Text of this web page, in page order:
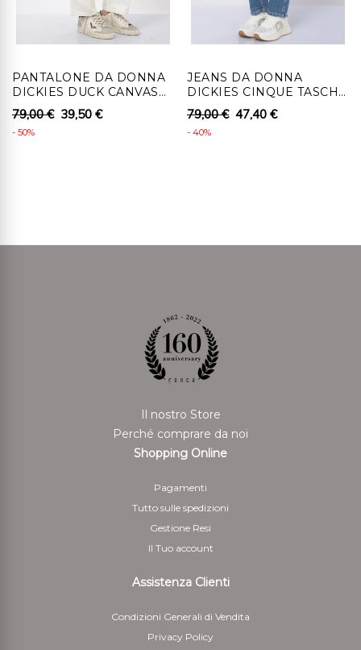
srl , senza indebito ritardo, entro 14 giorni lavorativi
dall'autorizzazione al recesso.
diritto di recesso, saranno rimborsati i pagamenti
eccezione dei costi supplementari derivanti dalla
mezzo di pagamento scelto. Il rimborso può essere
sospeso fino al ricevimento dei beni oppure fino
allíavvenuta dimostrazione da parte del cliente di aver
Per il rimborso da effettuarsi tramite bonifico bancario
il Cliente deve indicare anche le coordinate bancarie
necessarie per restituire le somme corrisposte
valore dei beni risultante da una manipolazione diversa
da quella necessaria per stabilire la natura, le
caratteristiche e il funzionamento dei beni
PANTALONE DA DONNA
DICKIES DUCK CANVAS
CON BOTTONI
79,00 € 39,50 €
- 50%
JEANS DA DONNA
DICKIES CINQUE TASCHE
LAVAGGIO MEDIO
79,00 € 47,40 €
- 40%
Il nostro Store
Perché comprare da noi
Shopping Online
Pagamenti
Tutto sulle spedizioni
Gestione Resi
Il Tuo account
Assistenza Clienti
Condizioni Generali di Vendita
Privacy Policy